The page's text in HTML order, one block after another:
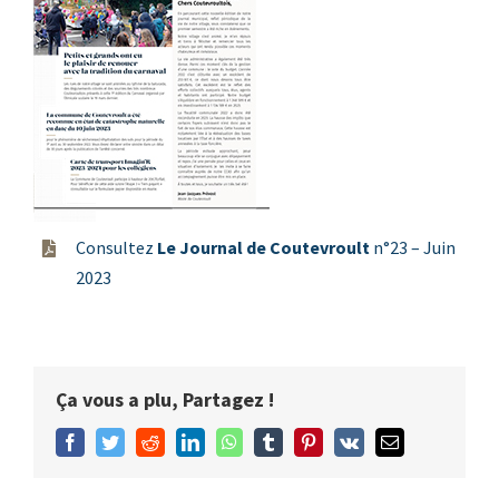
Consultez Le Journal de Coutevroult n°23 – Juin
2023
Ça vous a plu, Partagez !
Facebook
TwitterRedditLinkedInWhatsApp
Tumblr Pinterest
Vk Email